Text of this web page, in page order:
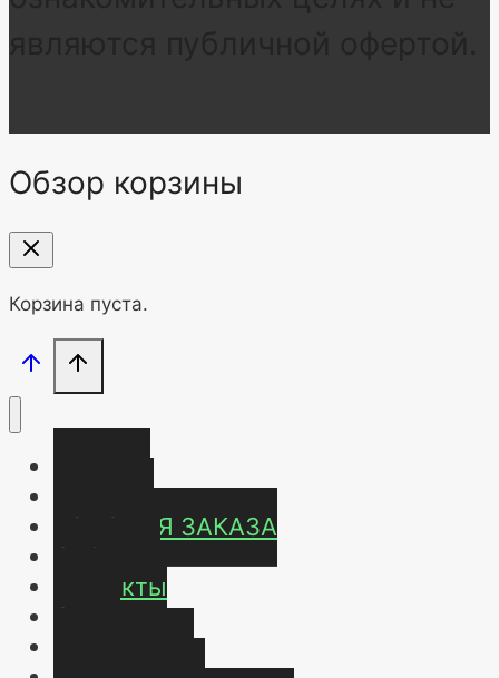
Обзор корзины
Корзина пуста.
УСЛОВИЯ ЗАКАЗА
ОТЗЫВЫ
Контакты
О нас